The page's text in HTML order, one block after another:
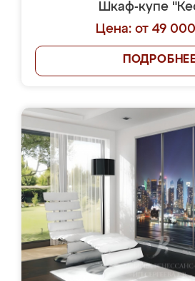
Шкаф-купе
Цена: от 49